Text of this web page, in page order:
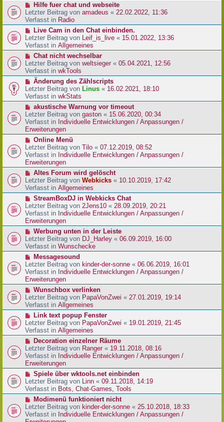
N
e
u
e
r
B
e
t
r
a
g
Hilfe fuer chat und webseite
Letzter Beitrag von amadeus « 22.02.2022, 11:36
Verfasst in Radio
N
e
u
e
r
B
e
t
r
a
g
Live Cam in den Chat einbinden.
Letzter Beitrag von Leif_is_live « 15.01.2022, 13:36
Verfasst in Allgemeines
N
e
u
e
r
B
e
t
r
a
g
Chat nicht wechselbar
Letzter Beitrag von weltsieger « 05.04.2021, 12:56
Verfasst in wkTools
N
e
u
e
r
B
e
i
r
a
g
Änderung des Zählscripts
Letzter Beitrag von Linus « 16.02.2021, 18:10
Verfasst in wkStats
N
e
u
e
r
B
e
i
t
a
g
akustische Warnung vor timeout
Letzter Beitrag von gaston « 15.06.2020, 00:34
Verfasst in Individuelle Entwicklungen / Anpassungen /
Erweiterungen
N
e
u
e
r
B
e
i
r
a
g
Online Menü
Letzter Beitrag von Tilo « 07.12.2019, 08:52
Verfasst in Individuelle Entwicklungen / Anpassungen /
Erweiterungen
N
e
u
e
r
B
e
i
r
a
g
Altes Forum wird gelöscht
Letzter Beitrag von Webkicks « 10.10.2019, 17:42
Verfasst in Allgemeines
N
e
u
e
r
B
e
i
r
a
g
StreamBoxDJ in Webkicks Chat
Letzter Beitrag von 2Jens10 « 28.09.2019, 20:21
Verfasst in Individuelle Entwicklungen / Anpassungen /
Erweiterungen
N
e
u
e
r
B
e
i
r
a
g
Werbung unten in der Leiste
Letzter Beitrag von DJ_Harley « 06.09.2019, 16:00
Verfasst in Wunschecke
N
e
u
e
r
B
e
i
r
a
g
Messagesound
Letzter Beitrag von kinder-der-sonne « 06.06.2019, 16:01
Verfasst in Individuelle Entwicklungen / Anpassungen /
Erweiterungen
N
e
u
e
r
B
e
t
r
a
g
Wunschbox verlinken
Letzter Beitrag von PapaVonZwei « 27.01.2019, 19:14
Verfasst in Allgemeines
N
e
u
e
r
B
e
i
r
a
g
Link text popup Fenster
Letzter Beitrag von PapaVonZwei « 19.01.2019, 21:45
Verfasst in Allgemeines
N
e
u
e
r
B
e
i
r
a
Decoration einzelner Räume
Letzter Beitrag von Ranger « 19.11.2018, 08:16
Verfasst in Individuelle Entwicklungen / Anpassungen /
Erweiterungen
N
e
u
e
r
B
e
Spiele über wktools.net einbinden
Letzter Beitrag von Linn « 09.11.2018, 14:19
Verfasst in Bots, Chat-Games, Tools
N
e
u
Modimenü funktioniert nicht
Letzter Beitrag von kinder-der-sonne « 25.10.2018, 18:33
Verfasst in Individuelle Entwicklungen / Anpassungen /